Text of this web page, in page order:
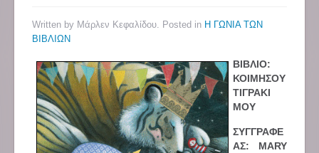
Written by Μάρλεν Κεφαλίδου. Posted in Η ΓΩΝΙΑ ΤΩΝ
ΒΙΒΛΙΩΝ
ΒΙΒΛΙΟ:
ΚΟΙΜΗΣΟΥ
ΤΙΓΡΑΚΙ
ΜΟΥ
ΣΥΓΓΡΑΦΕ
ΑΣ: MARY